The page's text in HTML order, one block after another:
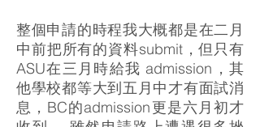
整個申請的時程我大概都是在二月
中前把所有的資料submit，但只有
ASU在三月時給我 admission，其
他學校都等大到五月中才有面試消
息，BC的admission更是六月初才